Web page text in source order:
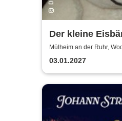
Der kleine
der Angsthase
Mülheim an der Ruhr,
Ringlokschuppen Ruhr
03.01.2027